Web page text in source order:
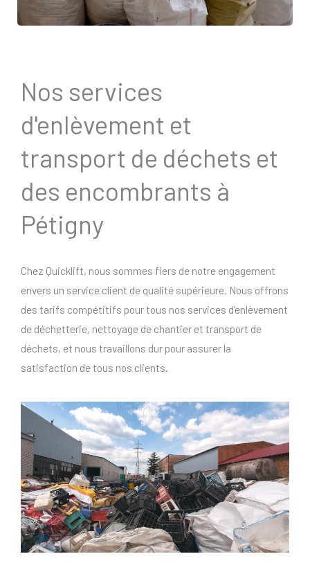
Nos services
d'enlèvement et
transport de déchets et
des encombrants à
Pétigny
Chez Quicklift, nous sommes fiers de notre engagement
envers un service client de qualité supérieure. Nous offrons
des tarifs compétitifs pour tous nos services d’enlèvement
de déchetterie, nettoyage de chantier et transport de
déchets, et nous travaillons dur pour assurer la
satisfaction de tous nos clients.